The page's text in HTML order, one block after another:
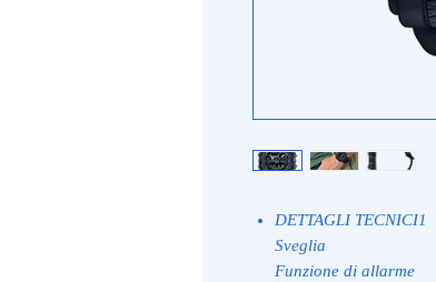
DETTAGLI TECNICI1
Sveglia
Funzione di allarme